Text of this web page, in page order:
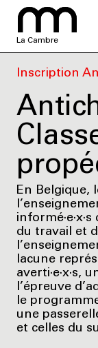
La Cambre
Inscription
En Belgique,
du travail et
lacune
averti·e·x·s,
l’épreuve
le
une
et celles du